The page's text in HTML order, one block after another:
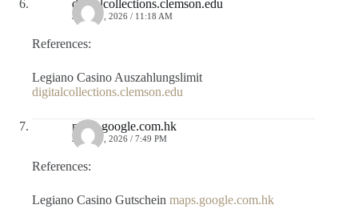
digitalcollections.clemson.edu
JULIO 9, 2026 / 11:18 AM
References:
Legiano Casino Auszahlungslimit
digitalcollections.clemson.edu
maps.google.com.hk
JULIO 9, 2026 / 7:49 PM
References:
Legiano Casino Gutschein maps.google.com.hk